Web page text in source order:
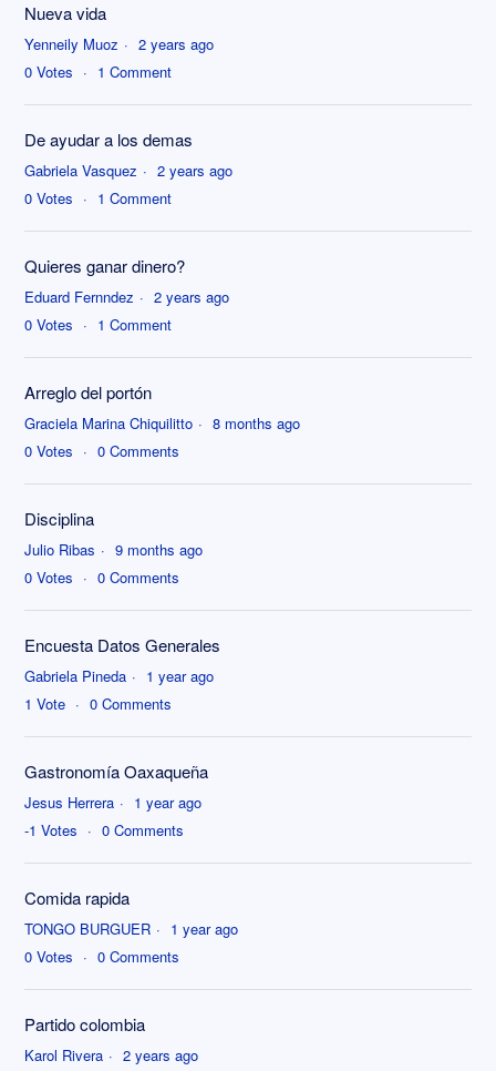
Nueva vida
Yenneily Muoz
2 years ago
0 Votes 1 Comment
De ayudar a los demas
Gabriela Vasquez
2 years ago
0 Votes 1 Comment
Quieres ganar dinero?
Eduard Fernndez
2 years ago
0 Votes 1 Comment
Arreglo del portón
Graciela Marina Chiquilitto
8 months ago
0 Votes 0 Comments
Disciplina
Julio Ribas
9 months ago
0 Votes 0 Comments
Encuesta Datos Generales
Gabriela Pineda
1 year ago
1 Vote 0 Comments
Gastronomía Oaxaqueña
Jesus Herrera
1 year ago
-1 Votes 0 Comments
Comida rapida
TONGO BURGUER
1 year ago
0 Votes 0 Comments
Partido colombia
Karol Rivera
2 years ago